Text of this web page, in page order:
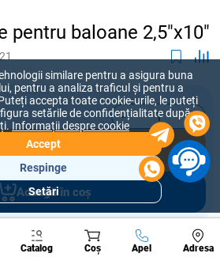
pentru baloane 2,5"x10"
- +
Cumpără acum
Adaugă în coș
dispus să îl plătiți pentru acest produs.
Catalog Coș Apel Adresa
A suna
populare
de
similare pentru a asigura buna
pentru a analiza traficul și pentru a
accepta toate cookie-urile, le puteți
setările de confidențialitate după
Informații despre cookie
Accept
Respinge
Setări